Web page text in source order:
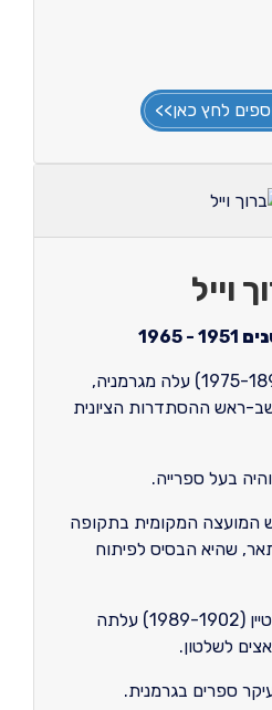
לחץ כאן>>
וייל
1951 - 1965
ד"ר וייל, ארוין (ברוך) (1975-1895) עלה מגרמניה,
ראש ההסתדרות הציונית
בעל ספרייה.
המועצה המקומית בתקופה
שהיא הבסיס לפיתוח
אשתו וייל קלרה, לבית שטיין (1989-1902) עלתה
לשלטון.
ספרים בגרמנית.